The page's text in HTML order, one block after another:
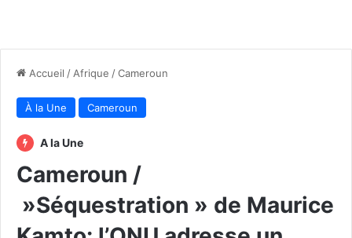
Accueil / Afrique /Cameroun
À la Une Cameroun
A la Une
Cameroun /
»Séquestration » de Maurice